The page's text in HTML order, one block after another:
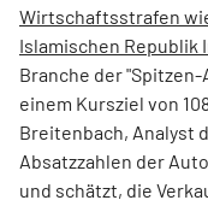
Wirtschaftsstrafen
Islamischen Republik
Branche der
einem Kursziel von
Breitenbach, Analyst
Absatzzahlen der
und schätzt, die